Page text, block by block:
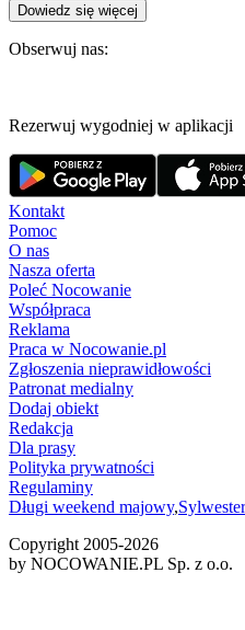
Dowiedz się więcej
Obserwuj nas:
Rezerwuj wygodniej w aplikacji
Kontakt
Pomoc
O nas
Nasza oferta
Poleć Nocowanie
Współpraca
Reklama
Praca w Nocowanie.pl
Zgłoszenia nieprawidłowości
Patronat medialny
Dodaj obiekt
Redakcja
Dla prasy
Polityka prywatności
Regulaminy
Długi weekend majowy,Sylwester
Copyright 2005-2026
by NOCOWANIE.PL Sp. z o.o.